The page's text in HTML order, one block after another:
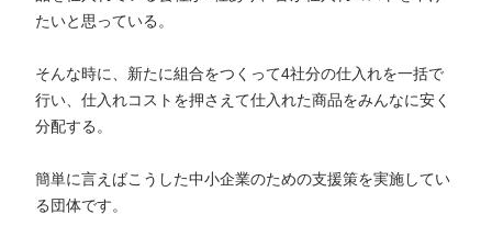
たいと思っている。
そんな時に、新たに組合をつくって4社分の仕入れを一括で
行い、仕入れコストを押さえて仕入れた商品をみんなに安く
分配する。
簡単に言えばこうした中小企業のための支援策を実施してい
る団体です。